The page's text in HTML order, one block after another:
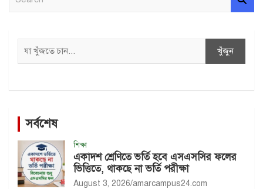
Search
খুঁজুন
সর্বশেষ
শিক্ষা
একাদশ শ্রেণিতে ভর্তি হবে এসএসসির ফলের
ভিত্তিতে, থাকছে না ভর্তি পরীক্ষা
August 3, 2026 amarcampus24.com